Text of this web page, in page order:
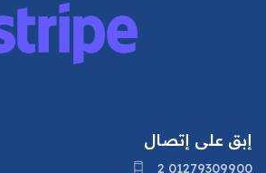
إبق على إتصال
2 01279309900